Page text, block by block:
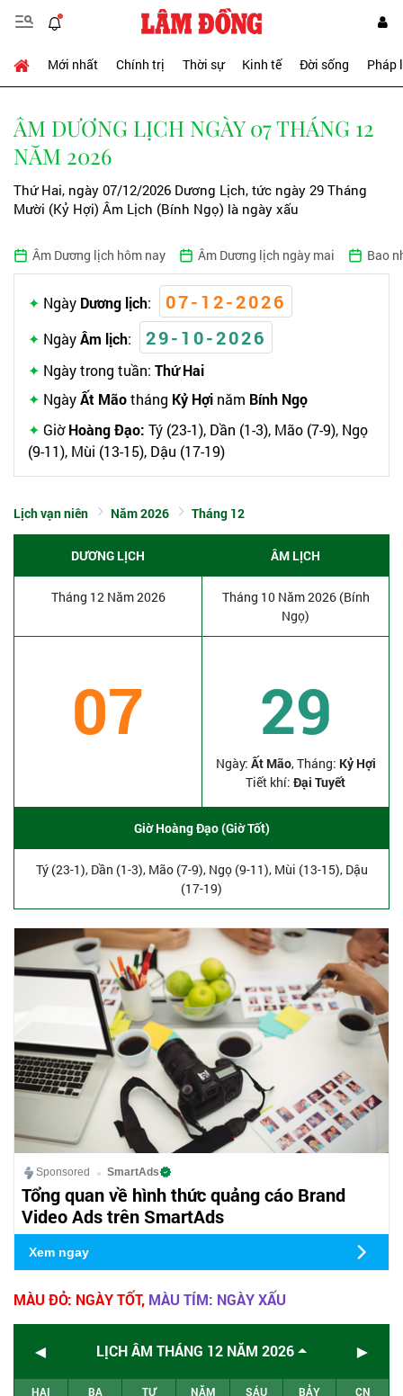
Mới nhất Chính trị Thời sự Kinh tế Đời sống Pháp
ÂM DƯƠNG LỊCH NGÀY 07 THÁNG 12
NĂM 2026
Thứ Hai, ngày 07/12/2026 Dương Lịch, tức ngày 29 Tháng
Mười (Kỷ Hợi) Âm Lịch (Bính Ngọ) là ngày xấu
Âm Dương lịch hôm nay Âm Dương lịch ngày mai Bao
Ngày Dương lịch: 07-12-2026
NgàyÂm lịch: 29-10-2026
Ngày trong tuần: Thứ Hai
NgàyẤt Mãotháng Kỷ Hợi năm Bính Ngọ
GiờHoàng Đạo: Tý (23-1), Dần (1-3), Mão (7-9), Ngọ
(9-11), Mùi (13-15), Dậu (17-19)
Lịch vạn niên Năm 2026 Tháng 12
DƯƠNG LỊCH ÂM LỊCH
Tháng 12 Năm 2026
Tháng 10 Năm 2026 (Bính
Ngọ)
07 29
Ngày: Ất Mão, Tháng: Kỷ Hợi
Tiết khí: Đại Tuyết
Giờ Hoàng Đạo (Giờ Tốt)
Tý (23-1), Dần (1-3), Mão (7-9), Ngọ (9-11), Mùi (13-15), Dậu
(17-19)
Sponsored SmartAds
Tổng quan về hình thức quảng cáo Brand
Video Ads trên SmartAds
Xem ngay
MÀU ĐỎ: NGÀY TỐT, MÀU TÍM: NGÀY XẤU
◄ LỊCH ÂM THÁNG 12 NĂM 2026 ►
HAI BA TƯ NĂM SÁU BẢY CN